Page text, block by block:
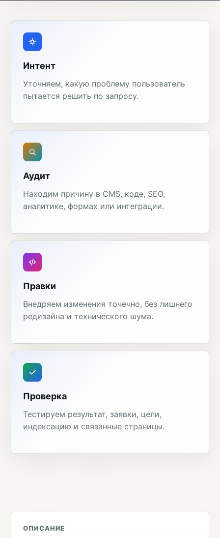
Интент
Уточняем, какую проблему пользователь
пытается решить по запросу.
Аудит
Находим причину в CMS, коде, SEO,
аналитике, формах или интеграции.
Правки
Внедряем изменения точечно, без лишнего
редизайна и технического шума.
Проверка
Тестируем результат, заявки, цели,
индексацию и связанные страницы.
ОПИСАНИЕ